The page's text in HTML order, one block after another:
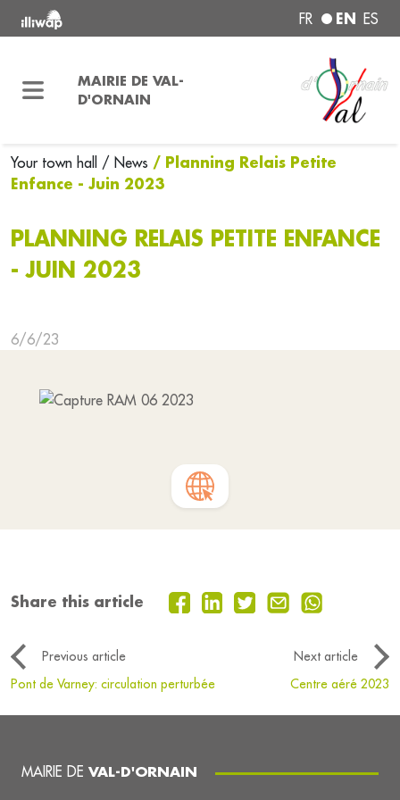
FR EN ES
MAIRIE DE VAL-
D'ORNAIN
Your town hall / News / Planning Relais Petite
Enfance - Juin 2023
PLANNING RELAIS PETITE ENFANCE
- JUIN 2023
6/6/23
Share this article
Previous article
Next article
Pont de Varney: circulation perturbée
Centre aéré 2023
MAIRIE DE VAL-D'ORNAIN